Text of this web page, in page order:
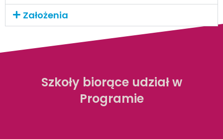
Założenia
Szkoły biorące udział w
Programie